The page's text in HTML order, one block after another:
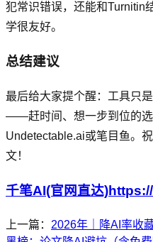
犯常识错误，还能和Turnitin
学很友好。
总结建议
最后给大家提个醒：工具只
——赶时间、想一步到位的
Undetectable.ai或笔目鱼。
文！
千笔AI(官网直达
上一篇： 2026年｜降AI率收